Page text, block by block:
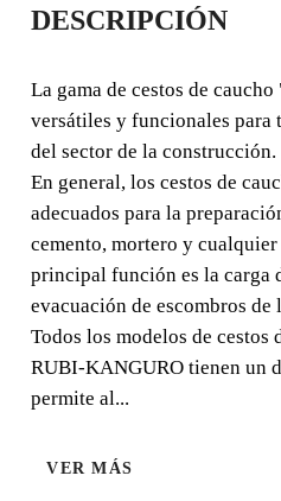
SPART Nº.
La gama de cestos de caucho
versátiles y funcionales para
sector de la construcción. En
caucho modelo “SPART”
preparación manual de
cualquier otro tipo de pasta,
la carga de materiales
escombros de la
DESCRIPCIÓN
La gama de cestos de
versátiles y funcionales para
del sector de la construcción.
En general, los cestos de
adecuados para la
cemento, mortero y
principal función es la carga
evacuación de escombros de
Todos los modelos de cestos
RUBI-KANGURO tienen un
permite al...
VER MÁS